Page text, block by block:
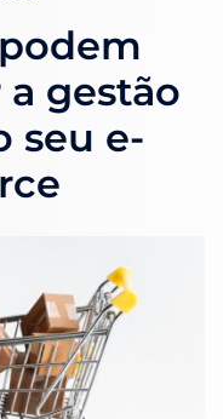
gestão
seu e-